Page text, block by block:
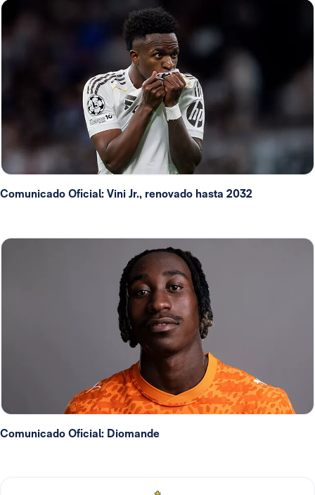
Comunicado Oficial: Vini Jr., renovado hasta 2032
Comunicado Oficial: Diomande